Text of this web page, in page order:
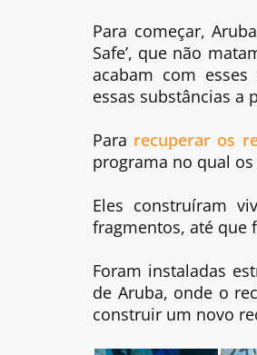
Para começar,
Safe’, que não
acabam com
essas substâncias a
Para recuperar os
programa no qual
Eles construíram
fragmentos, até que
Foram instaladas
de Aruba, onde o
construir um novo